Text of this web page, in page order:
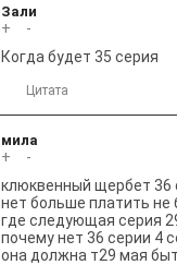
Зали
+
-
Когда будет 35 серия
Цитата
мила
+
-
клюквенный щербет 36
нет больше платить не
где следующая серия
почему нет 36 серии 4
она должна т29 мая